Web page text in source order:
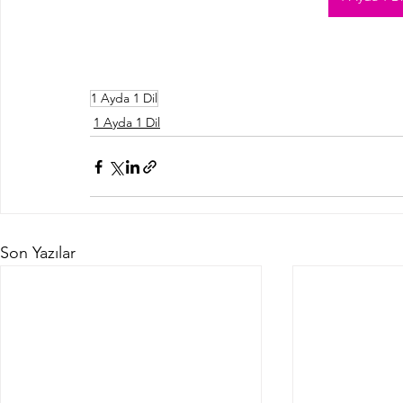
1 Ayda 1 Dil
1 Ayda 1 Dil
Son Yazılar